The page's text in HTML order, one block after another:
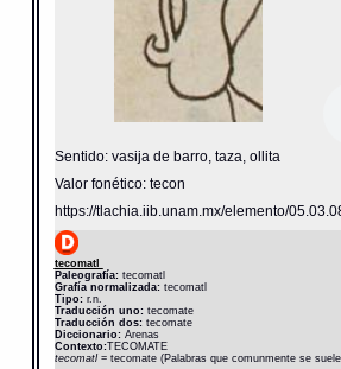
Sentido: vasija de barro, taza, ollita
Valor fonético: tecon
https://tlachia.iib.unam.mx/elemento/
tecomatl
Paleografía:tecomatl
Grafía normalizada:tecomatl
Tipo:r.n.
Traducción uno:tecomate
Traducción dos:tecomate
Diccionario: Arenas
Contexto:TECOMATE
tecomatl = tecomate (Palabras que comunmente se